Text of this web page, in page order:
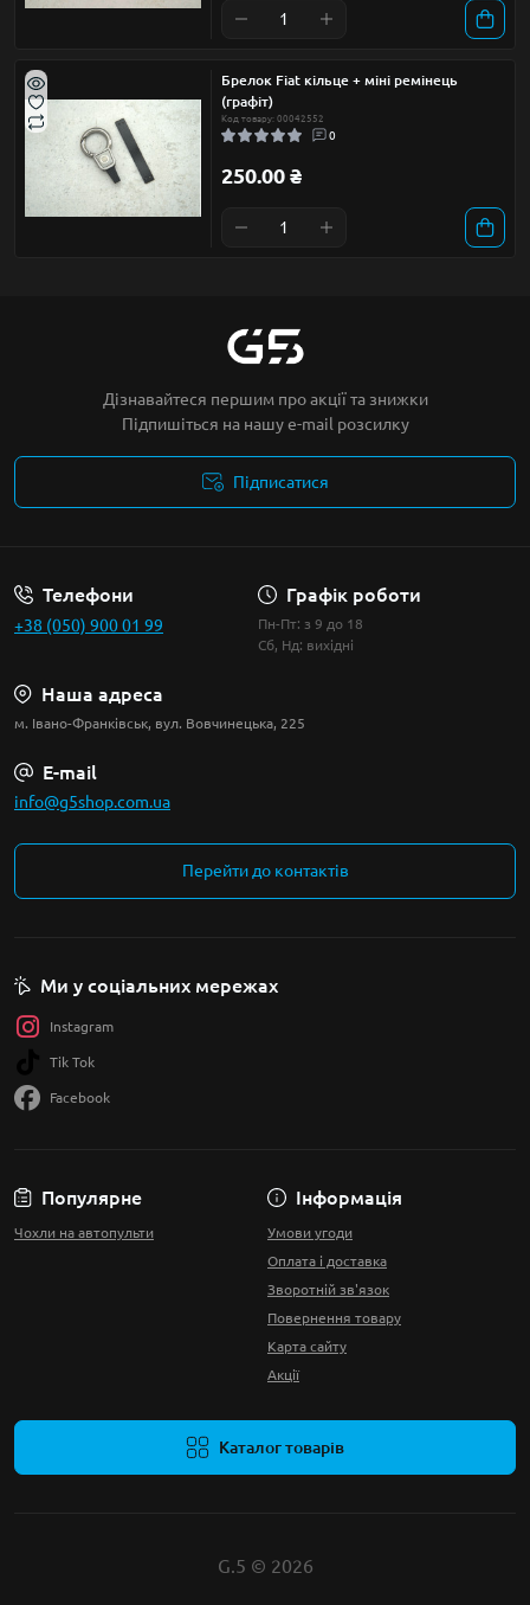
Брелок Fiat кільце + міні ремінець
(графіт)
Код товару: 00042552
0
250.00 ₴
Дізнавайтеся першим про акції та знижки
Підпишіться на нашу e-mail розсилку
Підписатися
Телефони
+38 (050) 900 01 99
Графік роботи
Пн-Пт: з 9 до 18
Сб, Нд: вихідні
Наша адреса
м. Івано-Франківськ, вул. Вовчинецька, 225
E-mail
info@g5shop.com.ua
Перейти до контактів
Популярне
Чохли на автопульти
Інформація
Умови угоди
Оплата і доставка
Зворотній зв'язок
Повернення товару
Карта сайту
Акції
Каталог товарів
Ми у соціальних мережах
Instagram
Tik Tok
Facebook
G.5 © 2026